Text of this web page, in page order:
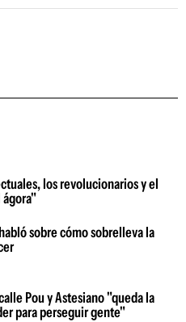
los revolucionarios y el
sobre cómo sobrelleva la
Pou y Astesiano "queda la
para perseguir gente"